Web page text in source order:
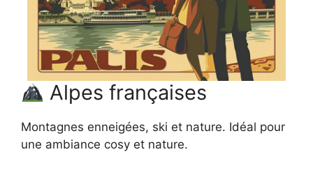
Alpes françaises
Montagnes enneigées, ski et nature. Idéal pour
une ambiance cosy et nature.